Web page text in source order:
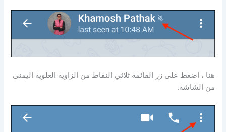
هنا ، اضغط على زر القائمة ثلاثي النقاط من الزاوية العلوية اليمنى
من الشاشة.